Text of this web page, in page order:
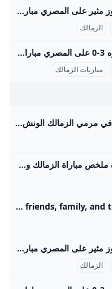
الزمالك يستعيد الصدارة بفوز مثير على المصري مباراة الزمالك أمام المصري البورسعيدي التي أقيمت على ملعب برج العرب بالإسكندرية ضمن الجولة السادسة من الدوري المصري الممتاز كانت مباراة مفصلية وحاسمة في منافسات الدوري هذا الموسم. شهد اللقاء تنافساً قوياً وأداءً فنياً عالياً من الفريقين، حيث دخل الزمالك اللقاء بقوة واضحة، وافتتح التسجيل في الدقيقة 30 عن طريق المهاجم الفلسطيني عدي الدباغ، بعد تلقيه تمريرة عرضية من ناصر ماهر ارتطمت بقدم مدافع المصري قبل أن تسكن الشباك. الزمالك كاد أن يضاعف النتيجة في الدقيقة 40 برأسية من ناصر ماهر التي مرت بجوار القائم، لينتهي الشوط الأول بتقدم الأبيض بهدف نظيف.
الزمالك
الزمالك يتصدر الدوري بفوزه 3-0 على المصري مباراة الزمالك في الموسم الحالي 2025/2026 تشكل جزءًا مهمًا من رحلة الفريق في المنافسة على عدة بطولات محلية وقارية. في الدوري المصري الممتاز، الزمالك يخوض منافسات قوية، حيث يحتل حتى الآن المركز الثاني برصيد 10 نقاط بعد أن لعب 5 مباريات، حقق الفوز في 3 منها، تعادل في واحدة وخسر أخرى، وسجل 6 أهداف مقابل 3 أهداف دخلت شباكه. هذا الأداء يجعل الفريق قريبًا من صدارة الدوري التي يحتلها فريق المصري بفارق نقطة واحدة فقط، مما يشير إلى تنافس محتدم وقوي لتصدر جدول الترتيب.
مباريات الزمالك
هدف مودرن سبورت الاول في مرمي الزمالك الونش بالخطأ في مرماه - بطولات مشاهدة هدف مودرن سبورت الاول في مرمي الزمالك .. الونش بالخطأ في مرماه اليوم21-8-2025 تعليق عربي إخلاء مسئولية: هذا المحتوى لم يتم انشائه او استضافته بواسطة موقع بطولات وأي مسئولية قانونية تقع على عاتق الطرف الثالث مباراة الزمالك اليوم اهداف الزمالك اليوم الزمالك محمد ابوجبل محمود الونش الدوري المصري مودرن سبورت اهداف مودرن سبورت اليوم الزمالك ومودرن سبورت مباراة مودرن سبورت اليوم مباراة الزمالك ومودرن سبورت اهداف الزمالك ومودرن سبورت اهداف مودرن سبورت والزمالك فيديوهات متعلقةأنس أسامة منذ 4 يوم
ملخص مباراة الزمالك وستيلينبوش يلاكورة ملخص مباراة الزمالك وستيلينبوش مباريات الغد الأربعاء 9 أبريل 2025 08:25 م تابعنا علي جوجل تابعنا علي فيسبوك تابعنا علي يوتيوب تابعنا علي واتس اب تابعنا علي تيك توك
- YouTube Enjoy the videos and music you love, upload original content, and share it all with friends, family, and the world on YouTube.
الزمالك يستعيد الصدارة بفوز مثير على المصري مباراة الزمالك أمام المصري البورسعيدي التي أقيمت على ملعب برج العرب بالإسكندرية ضمن الجولة السادسة من الدوري المصري الممتاز كانت مباراة مفصلية وحاسمة في منافسات الدوري هذا الموسم. شهد اللقاء تنافساً قوياً وأداءً فنياً عالياً من الفريقين، حيث دخل الزمالك اللقاء بقوة واضحة، وافتتح التسجيل في الدقيقة 30 عن طريق المهاجم الفلسطيني عدي الدباغ، بعد تلقيه تمريرة عرضية من ناصر ماهر ارتطمت بقدم مدافع المصري قبل أن تسكن الشباك. الزمالك كاد أن يضاعف النتيجة في الدقيقة 40 برأسية من ناصر ماهر التي مرت بجوار القائم، لينتهي الشوط الأول بتقدم الأبيض بهدف نظيف.
الزمالك